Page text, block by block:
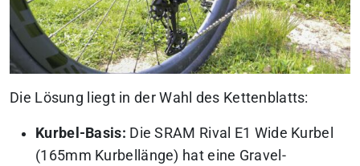
Die Lösung liegt in der Wahl des Kettenblatts:
Kurbel-Basis: Die SRAM Rival E1 Wide Kurbel
(165mm Kurbellänge) hat eine Gravel-